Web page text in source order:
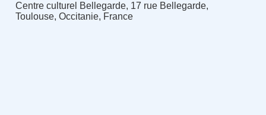
Centre culturel Bellegarde, 17 rue Bellegarde,
Toulouse, Occitanie, France